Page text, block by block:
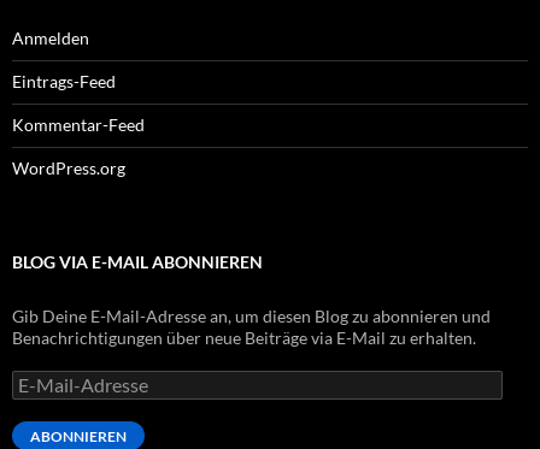
Anmelden
Eintrags-Feed
Kommentar-Feed
WordPress.org
BLOG VIA E-MAIL ABONNIEREN
Gib Deine E-Mail-Adresse an, um diesen Blog zu abonnieren und
Benachrichtigungen über neue Beiträge via E-Mail zu erhalten.
E-
Mail-
Adresse
ABONNIEREN